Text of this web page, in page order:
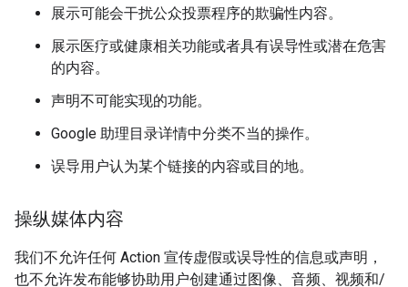
展示可能会干扰公众投票程序的欺骗性内容。
展示医疗或健康相关功能或者具有误导性或潜在危害
的内容。
声明不可能实现的功能。
Google 助理目录详情中分类不当的操作。
误导用户认为某个链接的内容或目的地。
操纵媒体内容
我们不允许任何 Action 宣传虚假或误导性的信息或声明，
也不允许发布能够协助用户创建通过图像、音频、视频和/